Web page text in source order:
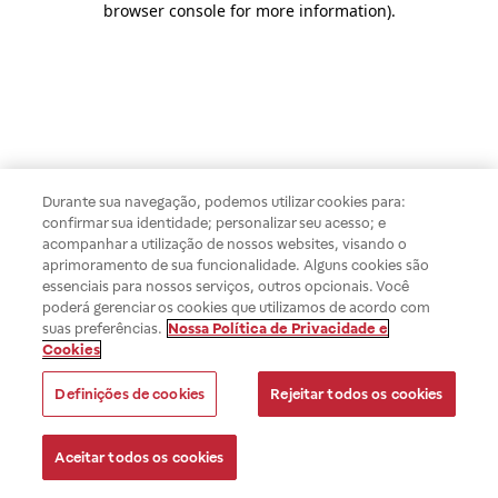
browser console for more information).
Durante sua navegação, podemos utilizar cookies para:
confirmar sua identidade; personalizar seu acesso; e
acompanhar a utilização de nossos websites, visando o
aprimoramento de sua funcionalidade. Alguns cookies são
essenciais para nossos serviços, outros opcionais. Você
poderá gerenciar os cookies que utilizamos de acordo com
suas preferências. Nossa Política de Privacidade e
Cookies
Definições de cookies Rejeitar todos os cookies
Aceitar todos os cookies